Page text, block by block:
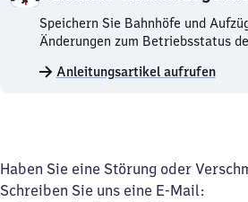
Bahnhöfe
und
merken.
Speichern Sie Bahnhöfe und
Änderungen zum Betriebsstatus
Anleitungsartikel aufrufen
Haben Sie eine Störung oder
Schreiben Sie uns eine E-Mail: